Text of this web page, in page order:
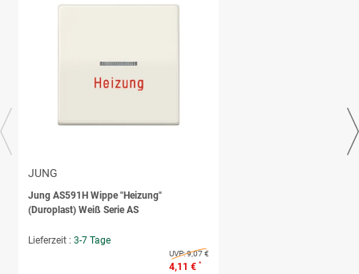
JUNG
Jung AS591H Wippe "Heizung"
(Duroplast) Weiß Serie AS
Lieferzeit : 3-7 Tage
UVP:9,07 €
4,11 € *